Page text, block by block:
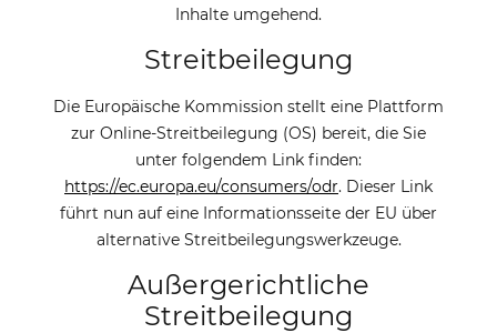
Inhalte umgehend.
Streitbeilegung
Die Europäische Kommission stellt eine Plattform
zur Online-Streitbeilegung (OS) bereit, die Sie
unter folgendem Link finden:
https://ec.europa.eu/consumers/odr. Dieser Link
führt nun auf eine Informationsseite der EU über
alternative Streitbeilegungswerkzeuge.
Außergerichtliche
Streitbeilegung